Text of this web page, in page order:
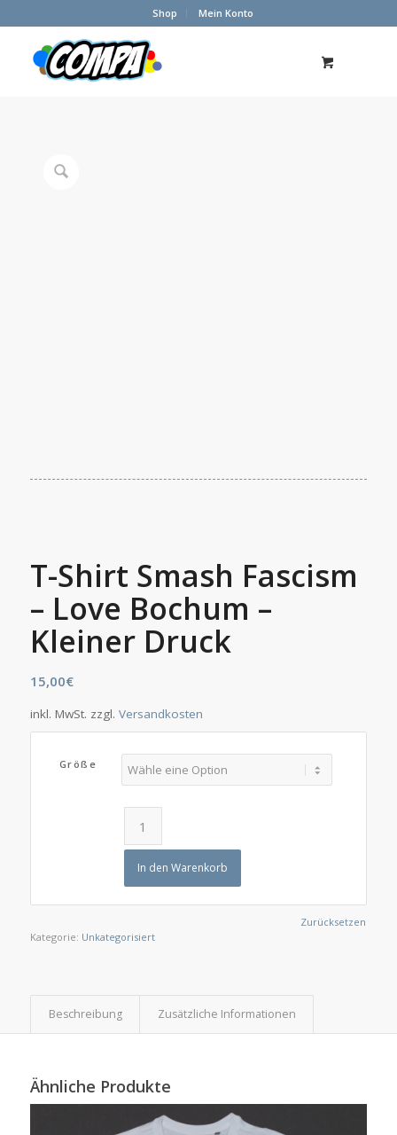
Shop Mein Konto
T-Shirt Smash Fascism
– Love Bochum –
Kleiner Druck
15,00€
inkl. MwSt. zzgl. Versandkosten
Größe
Zurücksetzen
In den Warenkorb
Kategorie: Unkategorisiert
Beschreibung Zusätzliche Informationen
Ähnliche Produkte